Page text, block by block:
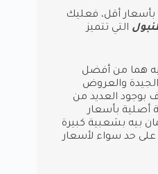
أقل، فعليك
التي تتميز
هما من أفضل
الجيدة والعروض
بوجود العديد من
أصلية بأسعار
بيه بشعبية كبيرة
على حد سواء لأسعار